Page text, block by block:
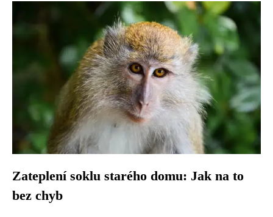
Zateplení soklu starého domu: Jak na to
bez chyb